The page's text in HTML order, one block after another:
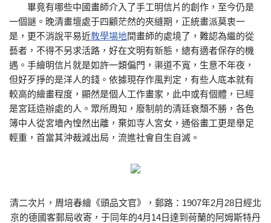
畢竟有哪些中國畫師介入了手工明信片的創作，至今仍是
一個謎。晚清畫壇處于四顧茫然的夾縫期，正統畫派莫衷一
是，更不消說平易近教學場地間畫師的處境了，難認為繼的從
藝者，不得不另求活路，好在文明有新態，總有適者保存的機
遇。手繪明信片就是如許一類偏門，渠道不寬，生意不年夜，
但好歹掙的是洋人的錢。依據現存作風判定，有些人底本就有
較高的繪畫程度，顯然是個人工作畫家，此中或有個體，已經
是宮廷造辦處的人。眾所周知，廢制前的清廷衰頹不勝，各色
簿中人從宮墻內惶然出離，棄如寺人宮女，通俗畫工更是舉足
輕重，首當其沖裁減出局，流進社會自生自滅。
清二次片，周培春繪《頭品文官》，郵路：1907年2月28日經北
京的德國客郵局收寄，于同年的4月14日達到荷蘭的阿姆斯特丹